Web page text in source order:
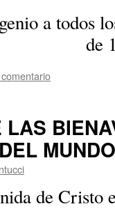
a todos
de
de Cristo